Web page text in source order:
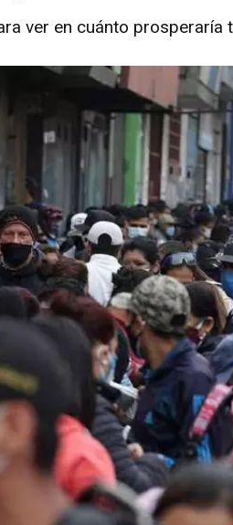
ver en cuánto prosperaría